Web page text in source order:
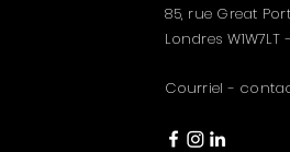
85, rue Great
Londres
Courriel -